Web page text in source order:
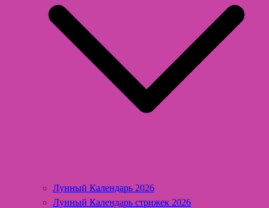
Лунный Календарь 2026
Лунный Календарь стрижек 2026